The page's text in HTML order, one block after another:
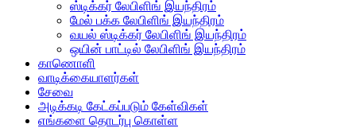
ஸ்டிக்கர் லேபிளிங் இயந்திரம்
மேல் பக்க லேபிளிங் இயந்திரம்
வயல் ஸ்டிக்கர் லேபிளிங் இயந்திரம்
ஒயின் பாட்டில் லேபிளிங் இயந்திரம்
காணொளி
வாடிக்கையாளர்கள்
சேவை
அடிக்கடி கேட்கப்படும் கேள்விகள்
எங்களை தொடர்பு கொள்ள